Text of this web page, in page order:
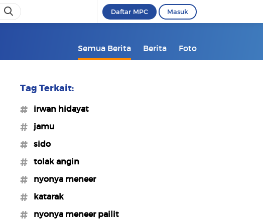
Daftar MPC Masuk
Semua Berita Berita Foto
Tag Terkait:
#irwan hidayat
#jamu
#sido
#tolak angin
#nyonya meneer
#katarak
#nyonya meneer pailit